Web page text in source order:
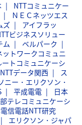
NTTコミュニケー
ＮＥＣネッツエス
ズ
アイフラッ
ビジネスソリュー
ム
ベルパーク
ットワークコミュニ
ートコミュニケーシ
NTTデータ関西
ス
ニー・エリクソン・
平成電電
日本
テレコミュニケーシ
信電話NTT研究
エリクソン・ジャパ